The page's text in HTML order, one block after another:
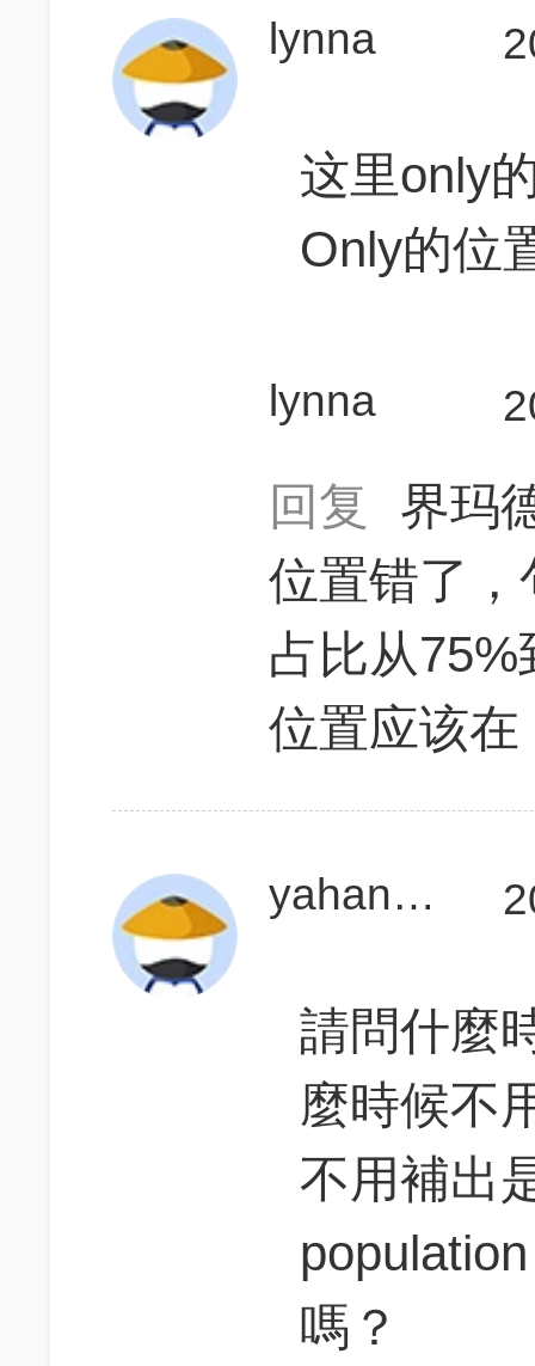
lynna
这里only
Only的位
lynna
回复
界玛
位置错了
占比从
位置应该在
yahancheng
請問什麼
麼時候不
不用補出
嗎？